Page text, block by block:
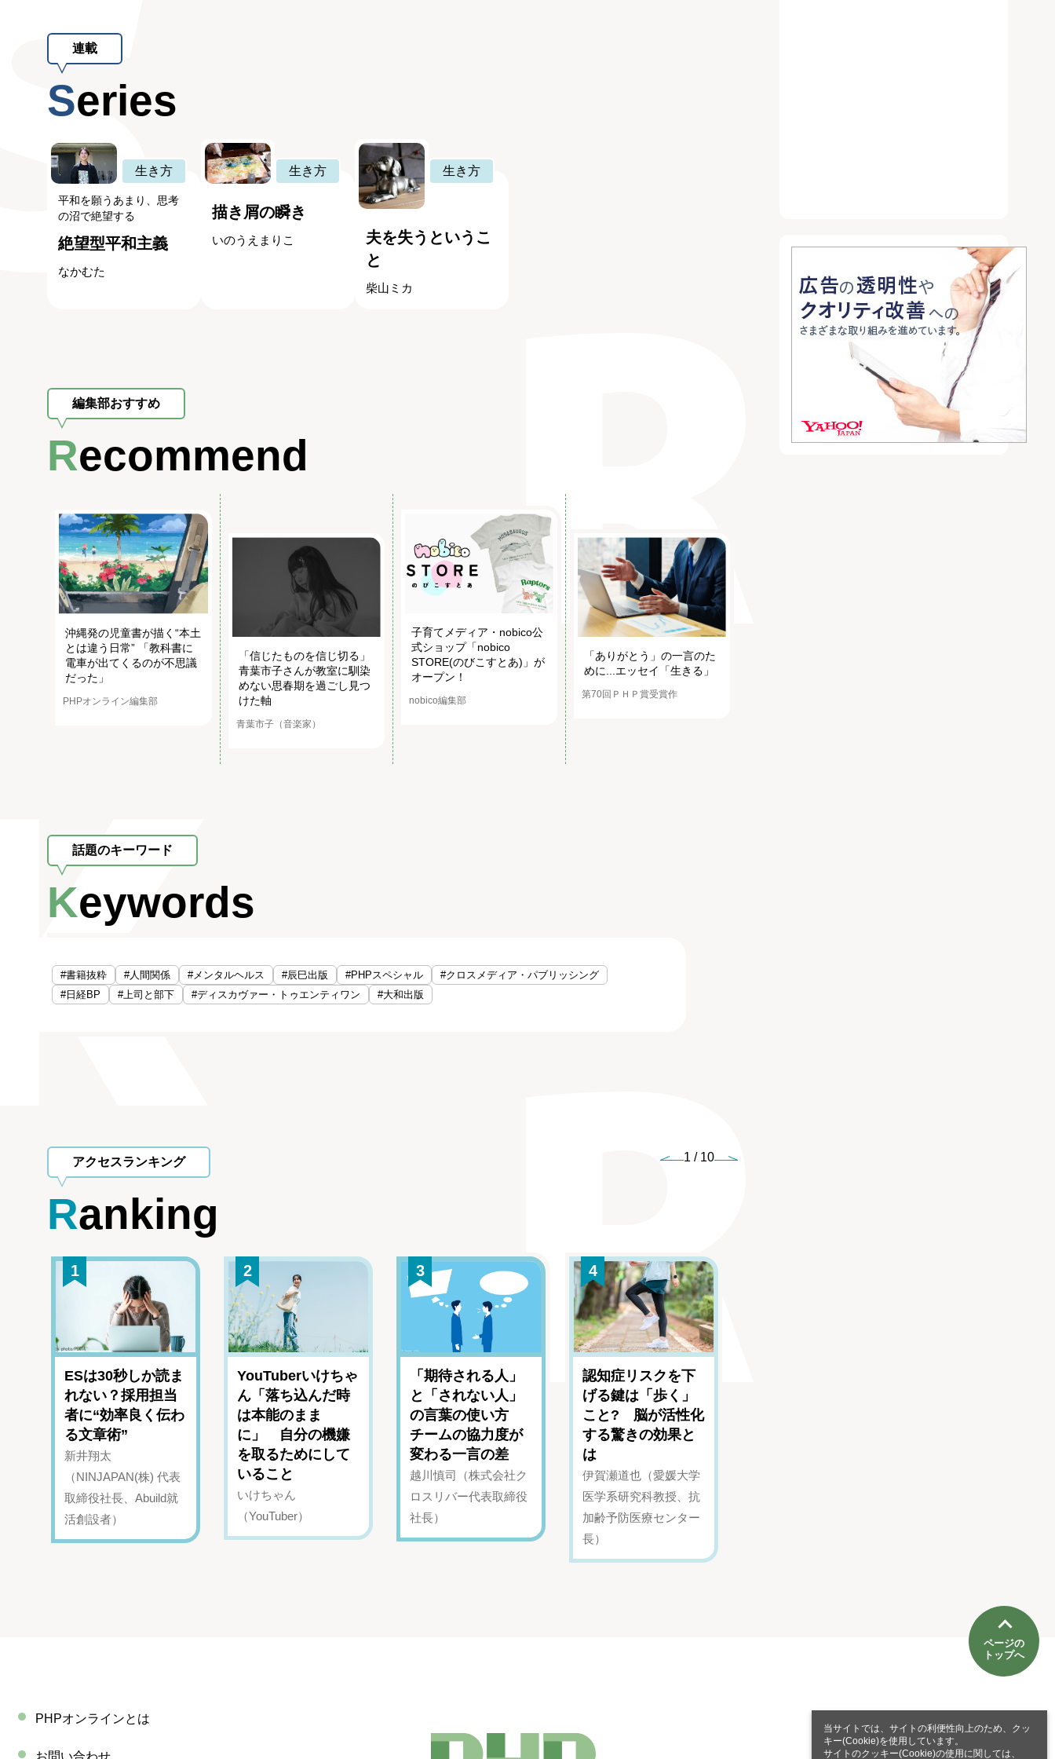
当サイトでは、サイトの利便性向上のため、クッ
キー(Cookie)を使用しています。
サイトのクッキー(Cookie)の使用に関しては、
連載
Series
生き方
平和を願うあまり、思考
の沼で絶望する
絶望型平和主義
なかむた
生き方
描き屑の瞬き
いのうえまりこ
生き方
夫を失うというこ
と
柴山ミカ
編集部おすすめ
Recommend
沖縄発の児童書が描く“本土
とは違う日常” 「教科書に
電車が出てくるのが不思議
だった」
PHPオンライン編集部
「信じたものを信じ切る」
青葉市子さんが教室に馴染
めない思春期を過ごし見つ
けた軸
青葉市子（音楽家）
子育てメディア・nobico公
式ショップ「nobico
STORE(のびこすとあ)」が
オープン！
nobico編集部
「ありがとう」の一言のた
めに...エッセイ「生きる」
第70回ＰＨＰ賞受賞作
話題のキーワード
Keywords
#書籍抜粋 #人間関係 #メンタルヘルス #辰巳出版 #PHPスペシャル
#クロスメディア・パブリッシング
#日経BP
#上司と部下 #ディスカヴァー・トゥエンティワン #大和出版
アクセスランキング
Ranking
1 / 10
1
ESは30秒しか読ま
れない？採用担当
者に“効率良く伝わ
る文章術”
新井翔太
（NINJAPAN(株) 代表
取締役社長、Abuild就
活創設者）
2
YouTuberいけちゃ
ん「落ち込んだ時
は本能のまま
に」 自分の機嫌
を取るためにして
いること
いけちゃん
（YouTuber）
3
「期待される人」
と「されない人」
の言葉の使い方
チームの協力度が
変わる一言の差
越川慎司（株式会社ク
ロスリバー代表取締役
社長）
4
認知症リスクを下
げる鍵は「歩く」
こと? 脳が活性化
する驚きの効果と
は
伊賀瀬道也（愛媛大学
医学系研究科教授、抗
加齢予防医療センター
長）
ページの
トップへ
PHPオンラインとは
お問い合わせ